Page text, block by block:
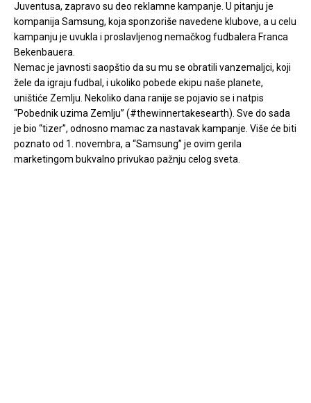
Juventusa, zapravo su deo reklamne kampanje. U pitanju je
kompanija Samsung, koja sponzoriše navedene klubove, a u celu
kampanju je uvukla i proslavljenog nemačkog fudbalera Franca
Bekenbauera.
Nemac je javnosti saopštio da su mu se obratili vanzemaljci, koji
žele da igraju fudbal, i ukoliko pobede ekipu naše planete,
uništiće Zemlju. Nekoliko dana ranije se pojavio se i natpis
“Pobednik uzima Zemlju” (#thewinnertakesearth). Sve do sada
je bio “tizer”, odnosno mamac za nastavak kampanje. Više će biti
poznato od 1. novembra, a “Samsung” je ovim gerila
marketingom bukvalno privukao pažnju celog sveta.